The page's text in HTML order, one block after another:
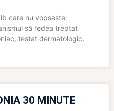
care nu vopsește:
să redea treptat
testat dermatologic,
30 MINUTE